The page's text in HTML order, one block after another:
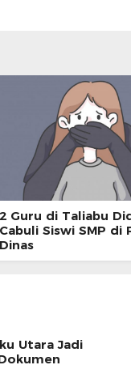
2 Guru di Taliabu
Cabuli Siswi SMP di
Dinas
Utara Jadi